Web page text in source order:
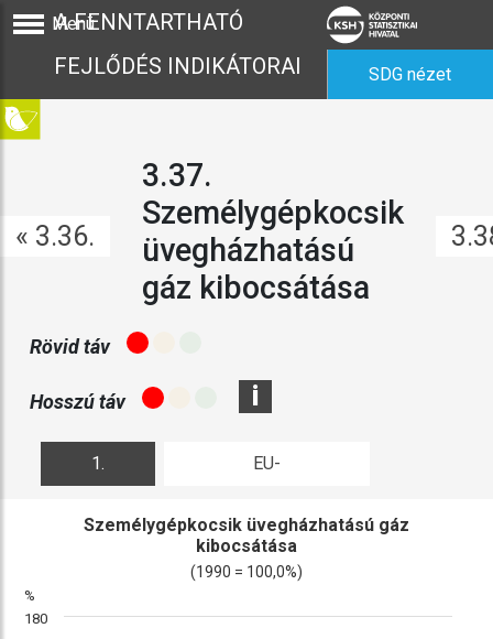
Menü
A FENNTARTHATÓ
FEJLŐDÉS INDIKÁTORAI
SDG nézet
« 3.36.
3.37.
Személygépkocsik
üvegházhatású
gáz kibocsátása
Rövid táv
Hosszú táv i
1. EU-
%
Személygépkocsik üvegházhatású gáz
kibocsátása
(1990 = 100,0%)
180